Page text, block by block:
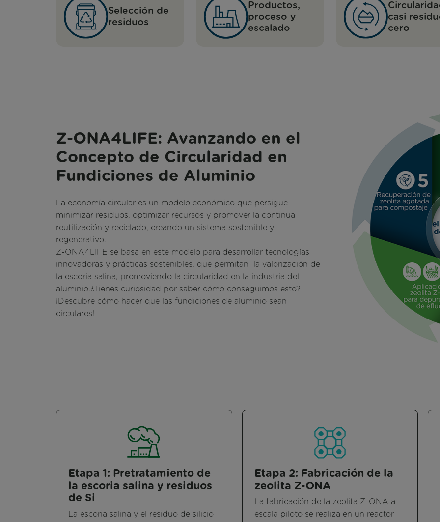
Selección de
residuos
Productos,
proceso y
escalado
casi
cero
Z-ONA4LIFE: Avanzando en el
Concepto de Circularidad en
Fundiciones de Aluminio
La economía circular es un modelo económico que persigue
minimizar residuos, optimizar recursos y promover la continua
reutilización y reciclado, creando un sistema sostenible y
regenerativo.
Z-ONA4LIFE se basa en este modelo para desarrollar tecnologías
innovadoras y prácticas sostenibles, que permitan la valorización de
la escoria salina, promoviendo la circularidad en la industria del
aluminio.¿Tienes curiosidad por saber cómo conseguimos esto?
¡Descubre cómo hacer que las fundiciones de aluminio sean
circulares!
Etapa 1: Pretratamiento de
la escoria salina y residuos
de Si
La escoria salina y el residuo de silicio
Etapa 2: Fabricación de la
zeolita Z-ONA
La fabricación de la zeolita Z-ONA a
escala piloto se realiza en un reactor